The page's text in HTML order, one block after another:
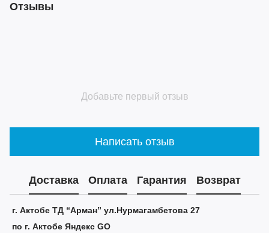
Отзывы
Добавьте первый отзыв
Написать отзыв
Доставка Оплата Гарантия Возврат
г. Актобе ТД “Арман” ул.Нурмагамбетова 27
по г. Актобе Яндекс GO